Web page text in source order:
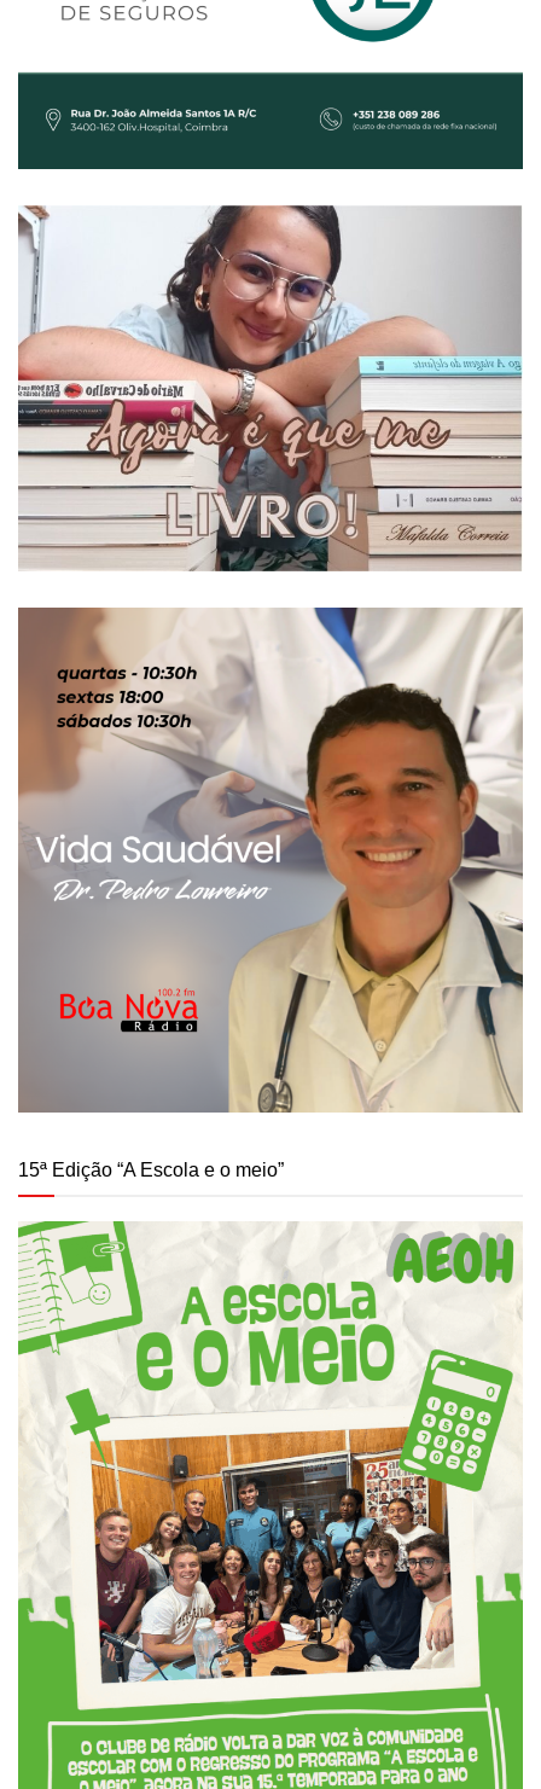
15ª Edição “A Escola e o meio”